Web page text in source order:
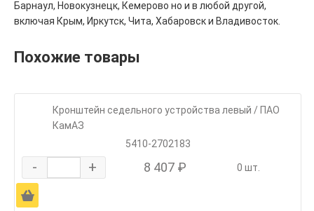
Барнаул, Новокузнецк, Кемерово но и в любой другой,
включая Крым, Иркутск, Чита, Хабаровск и Владивосток.
Похожие товары
Кронштейн седельного устройства левый / ПАО
КамАЗ
5410-2702183
- + 8 407 ₽ 0 шт.
Ä